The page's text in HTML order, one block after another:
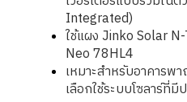
Integrated)
ใช้แผง Jinko Solar
Neo 78HL4
เหมาะสำหรับอาคารพ
เลือกใช้ระบบโซลาร์ที่